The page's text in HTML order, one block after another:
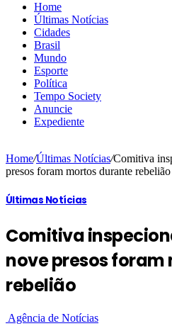
Home
Últimas Notícias
Cidades
Brasil
Mundo
Esporte
Política
Tempo Society
Anuncie
Expediente
Home/Últimas Notícias/Comitiva
presos foram mortos durante rebelião
Últimas Notícias
Comitiva
nove presos
rebelião
Agência de Notícias